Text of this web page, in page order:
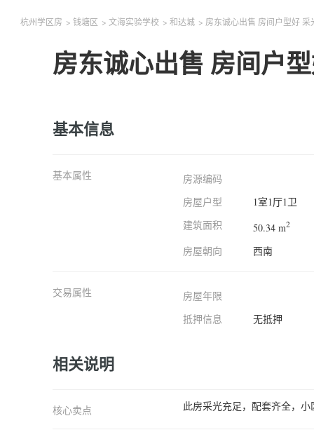
杭州学区房 >钱塘区 >文海实验学校 >和达城 > 房东诚心出售 房间户型好 采
房东诚心出售 房间户
基本信息
基本属性
房源编码
房屋户型
1室1厅1卫
建筑面积
50.34 m2
房屋朝向 西南
交易属性
房屋年限
抵押信息
无抵押
相关说明
核心卖点 此房采光充足，配套齐全，